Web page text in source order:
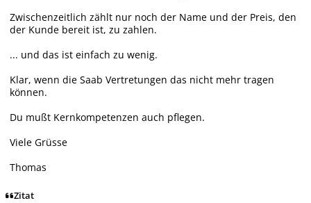
Zwischenzeitlich zählt nur noch der Name und der Preis, den
der Kunde bereit ist, zu zahlen.
... und das ist einfach zu wenig.
Klar, wenn die Saab Vertretungen das nicht mehr tragen
können.
Du mußt Kernkompetenzen auch pflegen.
Viele Grüsse
Thomas
Zitat